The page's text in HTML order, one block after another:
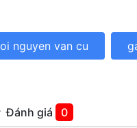
nguyen van cu
Đánh giá 0